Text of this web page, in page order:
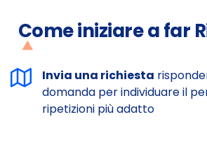
Come iniziare a far
Invia una richiesta
domanda per individuare il
ripetizioni più adatto